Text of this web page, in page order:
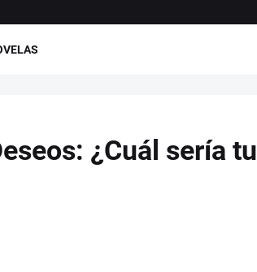
¿Cuál sería tu